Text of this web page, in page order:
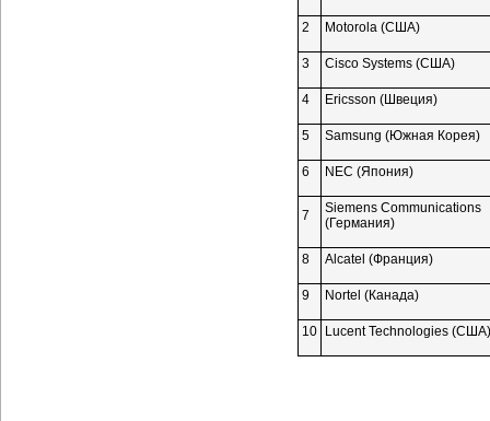
2 Motorola (США)
3 Cisco Systems (США)
4 Ericsson (Швеция)
5 Samsung (Южная Корея)
6 NEC (Япония)
7
Siemens Communications
(Германия)
8 Alcatel (Франция)
9 Nortel (Канада)
10 Lucent Technologies (США)